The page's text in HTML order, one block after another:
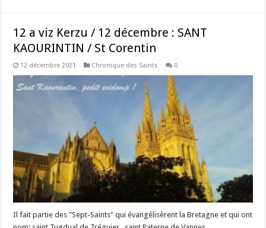
12 a viz Kerzu / 12 décembre : SANT
KAOURINTIN / St Corentin
12 décembre 2021 Chronique des Saints 0
Il fait partie des "Sept-Saints" qui évangélisèrent la Bretagne et qui ont